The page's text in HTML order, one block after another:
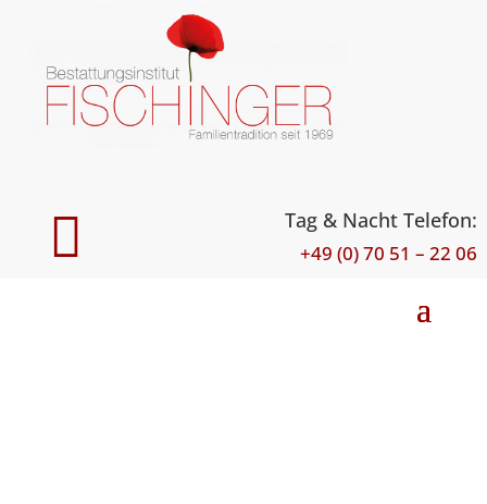
 Tag & Nacht Telefon:
+49 (0) 70 51 – 22 06